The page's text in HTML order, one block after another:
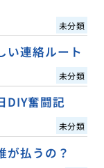
未分類
い連絡ルート
未分類
DIY奮闘記
未分類
が払うの？